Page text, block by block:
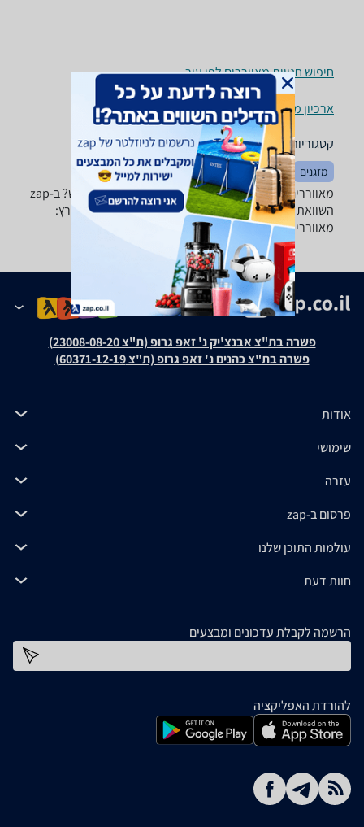
חיפוש חנויות מאווררים לפי עיר
ארכיון מוצרים
קטגוריות משלימות
מזגנים מטריות
מאווררים - ‏מאוורר שולחן ‏35 ‏וואט מחפשים מאוורר חדש? ב-zap
השוואת מחירים תמצאו את מבחר המאווררים הגדול בארץ:
מאווררי תקרה, מאווררי עמוד, מארוורי רצפה ועוד.
פשרה בת"צ אבנצ'יק נ' זאפ גרופ (ת"צ 23008-08-20)
פשרה בת"צ כהנים נ' זאפ גרופ (ת"צ 60371-12-19)
אודות
שימושי
עזרה
פרסום ב-zap
עולמות התוכן שלנו
חוות דעת
הרשמה לקבלת עדכונים ומבצעים
להורדת האפליקציה